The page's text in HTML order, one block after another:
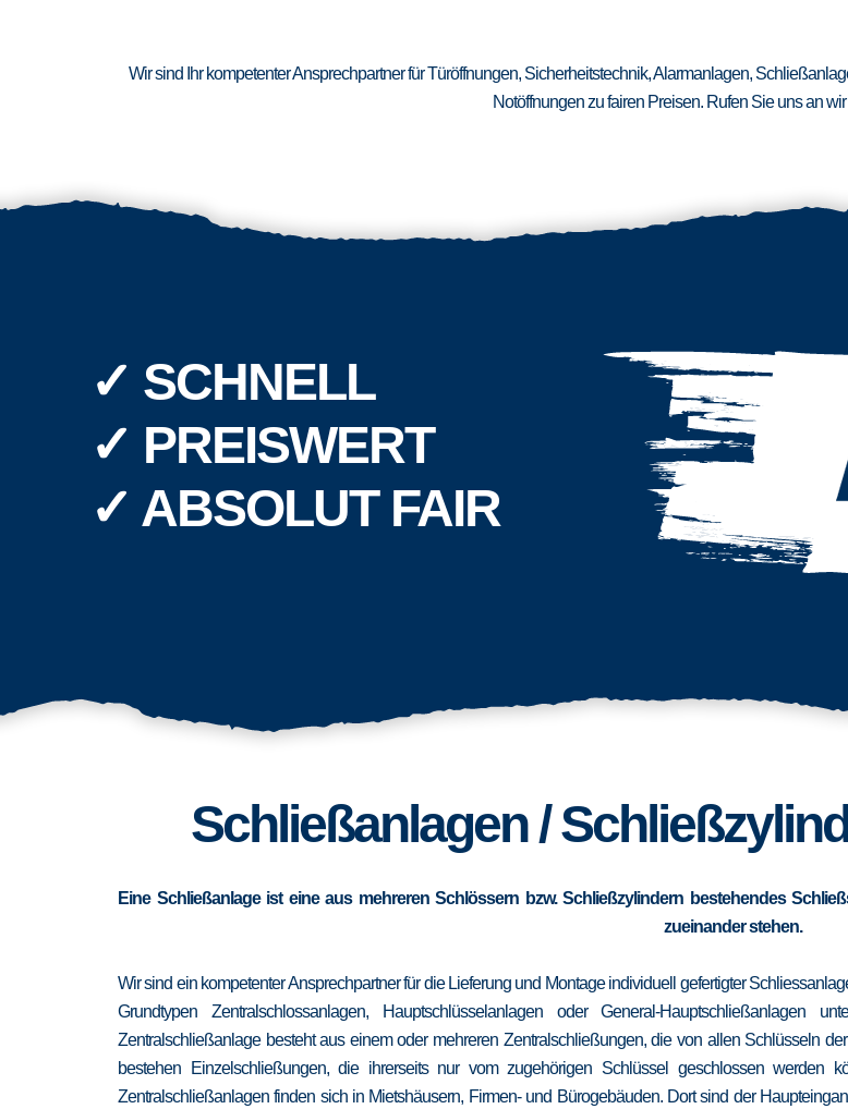
Wir sind Ihr kompetenter Ansprechpartner für Türöffnungen, Sicherheitstechnik, Alarmanlagen,
Notöffnungen zu fairen Preisen. Rufen Sie uns an
✓ SCHNELL
✓ PREISWERT
✓ ABSOLUT FAIR
Schließanlagen /
Eine Schließanlage ist eine aus mehreren Schlössern bzw. Schließzylindern bestehendes
zueinander stehen.
Wir sind ein kompetenter Ansprechpartner für die Lieferung und Montage individuell gefertigter
Grundtypen Zentralschlossanlagen, Hauptschlüsselanlagen oder General-
Zentralschließanlage besteht aus einem oder mehreren Zentralschließungen, die von allen Schlüsseln
bestehen Einzelschließungen, die ihrerseits nur vom zugehörigen Schlüssel geschlossen
Zentralschließanlagen finden sich in Mietshäusern, Firmen- und Bürogebäuden. Dort sind der